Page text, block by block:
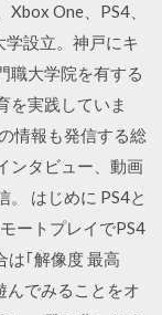
One、PS4、
設立。神戸にキ
職大学院を有する
を実践していま
情報も発信する総
ンタビュー、動画
はじめに PS4と
ートプレイでPS4
は｢解像度 最高
んでみることをオ